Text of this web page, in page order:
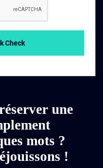
Check
une
mots ?
!